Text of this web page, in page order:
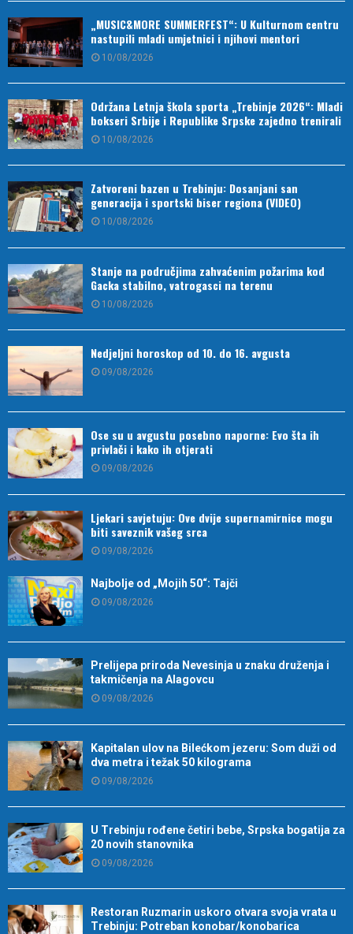
„MUSIC&MORE SUMMERFEST“: U Kulturnom centru
nastupili mladi umjetnici i njihovi mentori
10/08/2026
Održana Letnja škola sporta „Trebinje 2026“: Mladi
bokseri Srbije i Republike Srpske zajedno trenirali
10/08/2026
Zatvoreni bazen u Trebinju: Dosanjani san
generacija i sportski biser regiona (VIDEO)
10/08/2026
Stanje na područjima zahvaćenim požarima kod
Gacka stabilno, vatrogasci na terenu
10/08/2026
Nedjeljni horoskop od 10. do 16. avgusta
09/08/2026
Ose su u avgustu posebno naporne: Evo šta ih
privlači i kako ih otjerati
09/08/2026
Ljekari savjetuju: Ove dvije supernamirnice mogu
biti saveznik vašeg srca
09/08/2026
Najbolje od „Mojih 50“: Tajči
09/08/2026
Prelijepa priroda Nevesinja u znaku druženja i
takmičenja na Alagovcu
09/08/2026
Kapitalan ulov na Bilećkom jezeru: Som duži od
dva metra i težak 50 kilograma
09/08/2026
U Trebinju rođene četiri bebe, Srpska bogatija za
20 novih stanovnika
09/08/2026
Restoran Ruzmarin uskoro otvara svoja vrata u
Trebinju: Potreban konobar/konobarica